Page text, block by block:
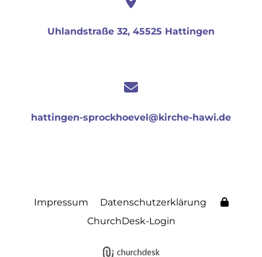
Uhlandstraße 32, 45525 Hattingen
hattingen-sprockhoevel@kirche-hawi.de
Impressum
Datenschutzerklärung
ChurchDesk-Login